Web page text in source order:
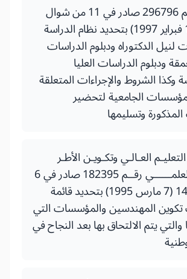
مرسوم رقم 296796 صادر في 11 من شوال
1417 (19 فبراير 1997) بتحديد نظام الدراسة
لنيل الدكتوراه ودبلوم الدراسات
ودبلوم الدراسات العليا
الشروط والإجراءات المتعلقة
الجامعية لتحضير
وتسليمها
العـالـي وتكـويـن الأطـر
والبحث العلمــــــي رقــم 182395 صادر في 6
شوال 1415 (7 مارس 1995) بتحديد قائمة
المهندسين والمؤسسات التي
يتم الالتحاق بها بعد النجاح في